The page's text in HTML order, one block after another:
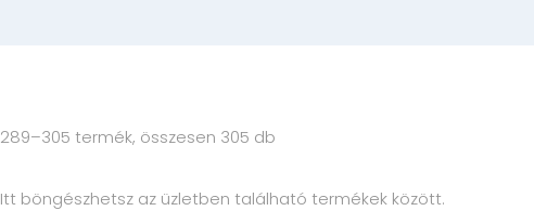
289–305 termék, összesen 305 db
Itt böngészhetsz az üzletben található termékek között.